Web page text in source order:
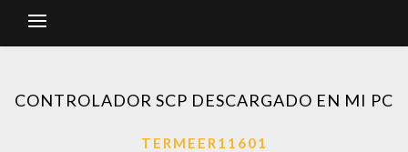
CONTROLADOR SCP DESCARGADO EN MI PC
TERMEER11601